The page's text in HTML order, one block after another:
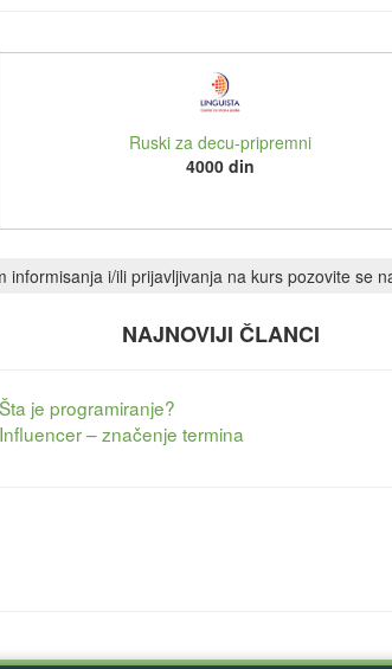
Ruski za decu-pripremni
4000 din
informisanja i/ili prijavljivanja na kurs pozovite se
NAJNOVIJI ČLANCI
Šta je programiranje?
Influencer – značenje termina